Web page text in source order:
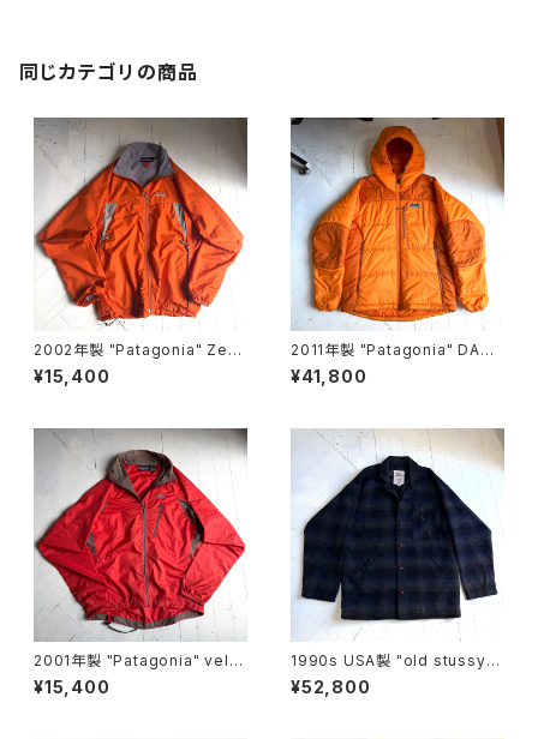
同じカテゴリの商品
2002年製 "Patagonia" Zep
hur jacket
¥15,400
2011年製 "Patagonia" DAS
PARKA
¥41,800
2001年製 "Patagonia" velo
city O2 jacket
¥15,400
1990s USA製 "old stussy"
omble check jacket
¥52,800